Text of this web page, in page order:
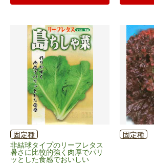
固定種
非結球タイプのリーフレタス
暑さに比較的強く肉厚でパリ
ッとした食感でおいしい
固定種